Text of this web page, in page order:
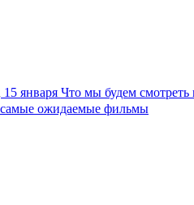
15 января Что мы будем смотреть
самые ожидаемые фильмы